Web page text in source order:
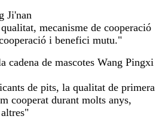
Ji'nan
mecanisme de cooperació
i benefici mutu."
cadena de mascotes Wang Pingxi
de pits, la qualitat de primera
cooperat durant molts anys,